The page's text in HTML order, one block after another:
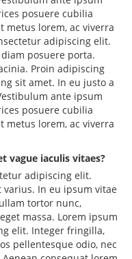
posuere cubilia
metus lorem, ac viverra
adipiscing elit.
posuere porta.
Proin adipiscing
sit amet. In eu justo a
ante ipsum
posuere cubilia
metus lorem, ac viverra
vague iaculis vitaes?
adipiscing elit.
In eu ipsum vitae
tortor nunc,
massa. Lorem ipsum
elit. Integer fringilla,
pellentesque odio, nec